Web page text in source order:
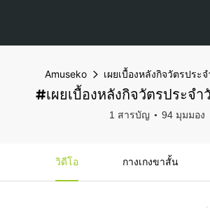
Amuseko เผยเบื้องหลังกิจวัตรประ
#เผยเบื้องหลังกิจวัตรประจำ
1 สารบัญ 94 มุมมอง
วิดีโอ กางเกงขาสั้น